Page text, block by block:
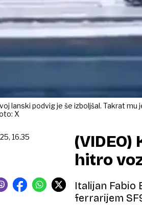
lanski podvig je še izboljšal. Takrat
X
hitro
Italijan Fabio
ferrarijem
16.35